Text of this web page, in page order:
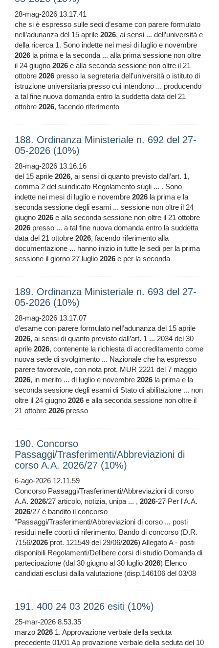
28-mag-2026 13.17.41
che si è espresso sulle sedi d’esame con parere formulato
nell’adunanza del 15 aprile 2026, ai sensi ... dell’università e
della ricerca 1. Sono indette nei mesi di luglio e novembre
2026 la prima e la seconda ... alla prima sessione non oltre
il 24 giugno 2026 e alla seconda sessione non oltre il 21
ottobre 2026 presso la segreteria dell’università o istituto di
istruzione universitaria presso cui intendono ... producendo
a tal fine nuova domanda entro la suddetta data del 21
ottobre 2026, facendo riferimento
188. Ordinanza Ministeriale n. 692 del 27-
05-2026 (10%)
28-mag-2026 13.16.16
del 15 aprile 2026, ai sensi di quanto previsto dall’art. 1,
comma 2 del suindicato Regolamento sugli ... . Sono
indette nei mesi di luglio e novembre 2026 la prima e la
seconda sessione degli esami ... sessione non oltre il 24
giugno 2026 e alla seconda sessione non oltre il 21 ottobre
2026 presso ... a tal fine nuova domanda entro la suddetta
data del 21 ottobre 2026, facendo riferimento alla
documentazione ... hanno inizio in tutte le sedi per la prima
sessione il giorno 27 luglio 2026 e per la seconda
189. Ordinanza Ministeriale n. 693 del 27-
05-2026 (10%)
28-mag-2026 13.17.07
d’esame con parere formulato nell’adunanza del 15 aprile
2026, ai sensi di quanto previsto dall’art. 1 ... 2034 del 30
aprile 2026, contenente la richiesta di accreditamento come
nuova sede di svolgimento ... Nazionale che ha espresso
parere favorevole, con nota prot. MUR 2221 del 7 maggio
2026, in merito ... di luglio e novembre 2026 la prima e la
seconda sessione degli esami di Stato di abilitazione ... non
oltre il 24 giugno 2026 e alla seconda sessione non oltre il
21 ottobre 2026 presso
190. Concorso
Passaggi/Trasferimenti/Abbreviazioni di
corso A.A. 2026/27 (10%)
6-ago-2026 12.11.59
Concorso Passaggi/Trasferimenti/Abbreviazioni di corso
A.A. 2026/27 articolo, notizia, unipa ... , 2026-27 Per l'A.A.
2026/27 è bandito il concorso
"Passaggi/Trasferimenti/Abbreviazioni di corso ... posti
residui nelle coorti di riferimento. Bando di concorso (D.R.
7156/2026 prot. 121549 del 29/06/2026) Allegato A - posti
disponibili Regolamenti/Delibere corsi di studio Domanda di
partecipazione (dal 30 giugno al 30 luglio 2026) Elenco
candidati esclusi dalla valutazione (disp.146106 del 03/08
191. 400 24 03 2026 esiti (10%)
25-mar-2026 8.53.35
marzo 2026 1. Approvazione verbale della seduta
precedente 01/01 Ap provazione verbale della seduta del 10